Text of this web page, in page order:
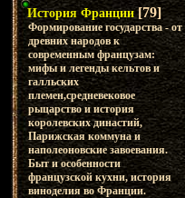
История Франции [79]
Формирование государства - от
древних народов к
современным французам:
мифы и легенды кельтов и
галльских
племен,средневековое
рыцарство и история
королевских династий,
Парижская коммуна и
наполеоновские завоевания.
Быт и особенности
французской кухни, история
виноделия во Франции.